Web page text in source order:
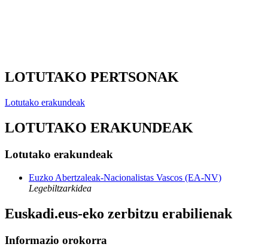
LOTUTAKO PERTSONAK
Lotutako erakundeak
LOTUTAKO ERAKUNDEAK
Lotutako erakundeak
Euzko Abertzaleak-Nacionalistas Vascos (EA-NV)
Legebiltzarkidea
Euskadi.eus-eko zerbitzu erabilienak
Informazio orokorra